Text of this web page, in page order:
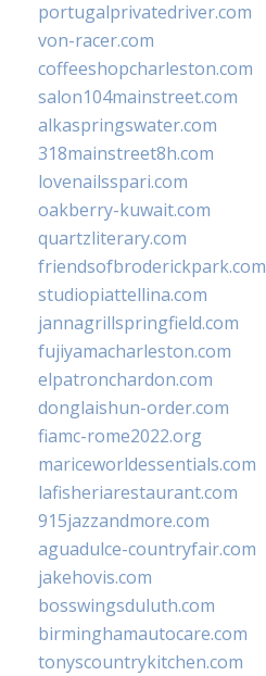
portugalprivatedriver.com
von-racer.com
coffeeshopcharleston.com
salon104mainstreet.com
alkaspringswater.com
318mainstreet8h.com
lovenailsspari.com
oakberry-kuwait.com
quartzliterary.com
friendsofbroderickpark.com
studiopiattellina.com
jannagrillspringfield.com
fujiyamacharleston.com
elpatronchardon.com
donglaishun-order.com
fiamc-rome2022.org
mariceworldessentials.com
lafisheriarestaurant.com
915jazzandmore.com
aguadulce-countryfair.com
jakehovis.com
bosswingsduluth.com
birminghamautocare.com
tonyscountrykitchen.com